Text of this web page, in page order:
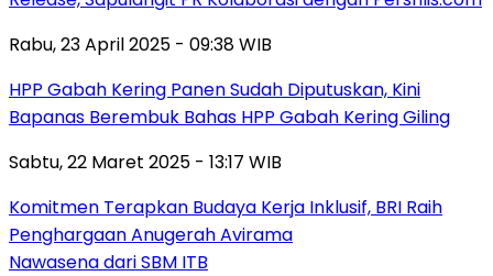
Rabu, 23 April 2025 - 09:38 WIB
HPP Gabah Kering Panen Sudah Diputuskan, Kini
Bapanas Berembuk Bahas HPP Gabah Kering Giling
Sabtu, 22 Maret 2025 - 13:17 WIB
Komitmen Terapkan Budaya Kerja Inklusif, BRI Raih
Penghargaan Anugerah Avirama
Nawasena dari SBM ITB